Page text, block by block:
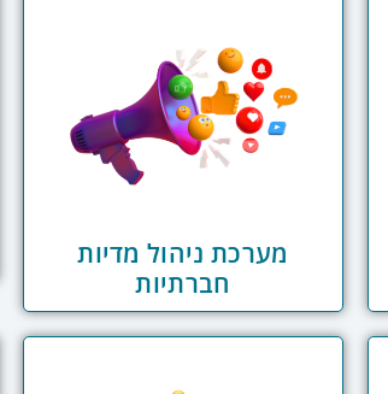
מערכת ניהול מדיות
חברתיות